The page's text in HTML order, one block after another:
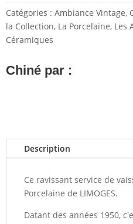
Catégories : Ambiance Vintage,
la Collection, La Porcelaine, Les
Céramiques
Chiné par :
Description
Ce ravissant service de
Porcelaine de LIMOGES.
Datant des années 1950,